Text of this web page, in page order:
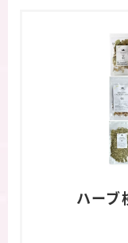
ハーブ